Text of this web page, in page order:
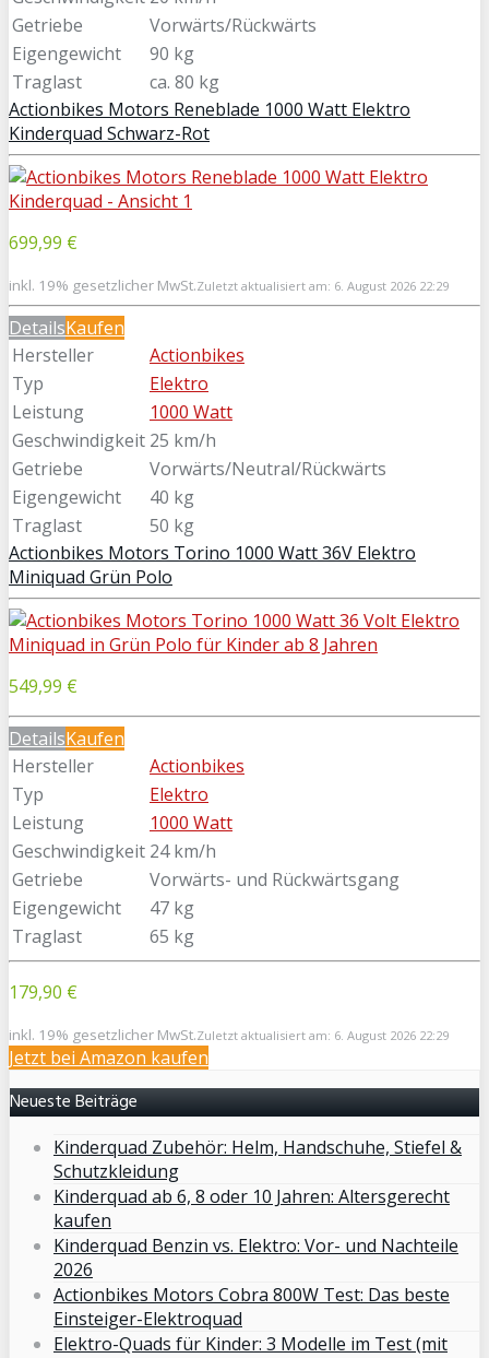
Getriebe
Vorwärts/Rückwärts
Eigengewicht
90 kg
Traglast
ca. 80 kg
Actionbikes Motors Reneblade 1000 Watt Elektro
Kinderquad Schwarz-Rot
699,99 €
inkl. 19% gesetzlicher MwSt.Zuletzt aktualisiert am: 6. August 2026 22:29
DetailsKaufen
Hersteller
Actionbikes
Typ
Elektro
Leistung
1000 Watt
Geschwindigkeit 25 km/h
Getriebe
Vorwärts/Neutral/Rückwärts
Eigengewicht
40 kg
Traglast
50 kg
Actionbikes Motors Torino 1000 Watt 36V Elektro
Miniquad Grün Polo
549,99 €
DetailsKaufen
Hersteller
Actionbikes
Typ
Elektro
Leistung
1000 Watt
Geschwindigkeit 24 km/h
Getriebe
Vorwärts- und Rückwärtsgang
Eigengewicht
47 kg
Traglast
65 kg
179,90 €
inkl. 19% gesetzlicher MwSt.Zuletzt aktualisiert am: 6. August 2026 22:29
Jetzt bei Amazon kaufen
Neueste Beiträge
Kinderquad Zubehör: Helm, Handschuhe, Stiefel &
Schutzkleidung
Kinderquad ab 6, 8 oder 10 Jahren: Altersgerecht
kaufen
Kinderquad Benzin vs. Elektro: Vor- und Nachteile
2026
Actionbikes Motors Cobra 800W Test: Das beste
Einsteiger-Elektroquad
Elektro-Quads für Kinder: 3 Modelle im Test (mit